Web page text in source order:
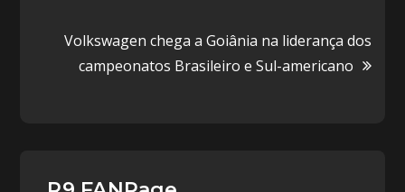
de
Post
Volkswagen chega a Goiânia na liderança dos
campeonatos Brasileiro e Sul-americano